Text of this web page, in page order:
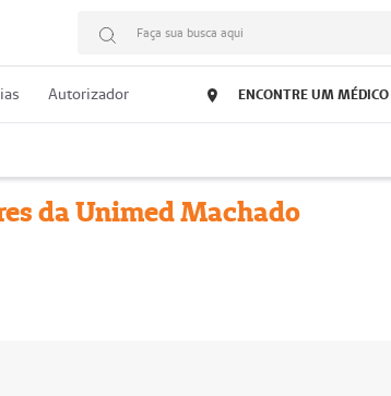
Faça sua busca aqui
Autorizador ENCONTRE UM MÉDICO
da Unimed Machado